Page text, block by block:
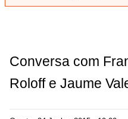
Conversa com
Roloff e Jaume